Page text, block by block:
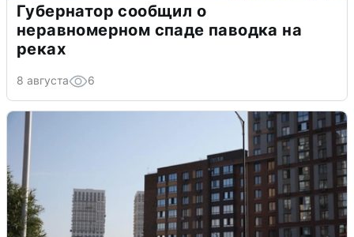
Губернатор сообщил о
неравномерном спаде паводка на
реках
8 августа 6